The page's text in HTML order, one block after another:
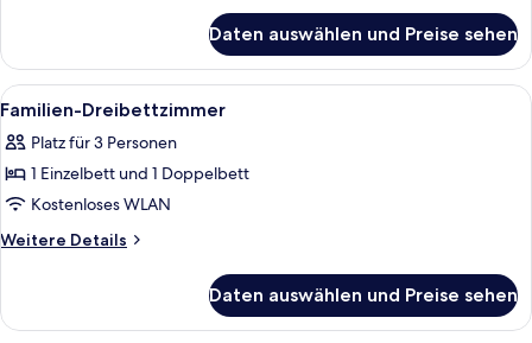
Gemeinschaftsbad
Daten auswählen und Preise sehen
Alle
Fotos
für
Familien-
Dreibettzimmer
anzeigen
9
Familien-Dreibettzimmer
Platz für 3 Personen
1 Einzelbett und 1 Doppelbett
Kostenloses WLAN
Weitere Details
Weitere
Dreibettzimmer
Daten auswählen und Preise sehen